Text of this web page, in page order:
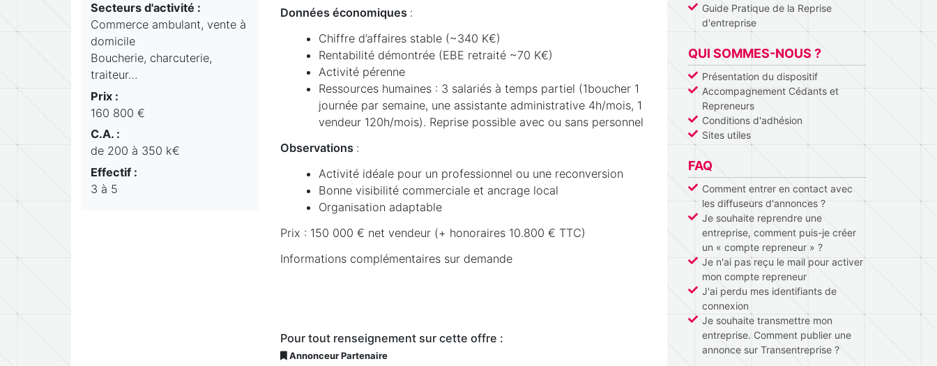
Secteurs d'activité :
Commerce ambulant, vente à
domicile
Boucherie, charcuterie,
traiteur…
Prix :
160 800 €
C.A. :
de 200 à 350 k€
Effectif :
3 à 5
Données économiques :
Chiffre d’affaires stable (~340 K€)
Rentabilité démontrée (EBE retraité ~70 K€)
Activité pérenne
Ressources humaines : 3 salariés à temps partiel (1boucher 1
journée par semaine, une assistante administrative 4h/mois, 1
vendeur 120h/mois). Reprise possible avec ou sans personnel
Observations :
Activité idéale pour un professionnel ou une reconversion
Bonne visibilité commerciale et ancrage local
Organisation adaptable
Prix : 150 000 € net vendeur (+ honoraires 10.800 € TTC)
Informations complémentaires sur demande
Pour tout renseignement sur cette offre :
Annonceur Partenaire
Guide Pratique de la Reprise
d'entreprise
QUI SOMMES-NOUS ?
Présentation du dispositif
Accompagnement Cédants et
Repreneurs
Conditions d'adhésion
Sites utiles
FAQ
Comment entrer en contact avec
les diffuseurs d'annonces ?
Je souhaite reprendre une
entreprise, comment puis-je créer
un « compte repreneur » ?
Je n'ai pas reçu le mail pour activer
mon compte repreneur
J'ai perdu mes identifiants de
connexion
Je souhaite transmettre mon
entreprise. Comment publier une
annonce sur Transentreprise ?